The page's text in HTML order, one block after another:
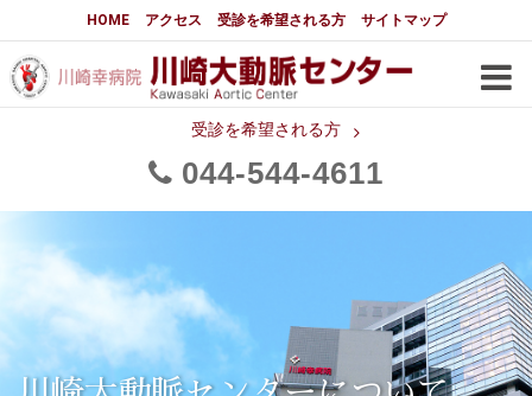
HOME アクセス 受診を希望される方 サイトマップ
受診を希望される方
044 544 4611
大動脈センターについて
はじめに 大動脈センターについて
メディアでの紹介
都道府県別患者マップ 都道府県別紹介病院
大動脈瘤について 基本編
3分でわかる大動脈瘤・大動脈
大動脈瘤
大動脈解離（解離性大動脈瘤）